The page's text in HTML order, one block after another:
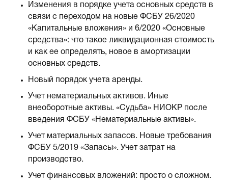
Изменения в порядке учета основных средств в
связи с переходом на новые ФСБУ 26/2020
«Капитальные вложения» и 6/2020 «Основные
средства»: что такое ликвидационная стоимость
и как ее определять, новое в амортизации
основных средств.
Новый порядок учета аренды.
Учет нематериальных активов. Иные
внеоборотные активы. «Судьба» НИОКР после
введения ФСБУ «Нематериальные активы».
Учет материальных запасов. Новые требования
ФСБУ 5/2019 «Запасы». Учет затрат на
производство.
Учет финансовых вложений: просто о сложном.